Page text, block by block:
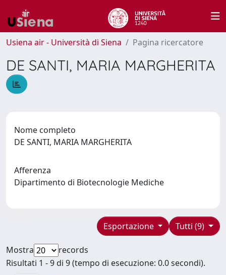
Usiena air - Università di Siena Pagina ricercatore
DE SANTI, MARIA MARGHERITA
Nome completo
DE SANTI, MARIA MARGHERITA
Afferenza
Dipartimento di Biotecnologie Mediche
Tutti (9)
Esportazione
Mostra
records
Risultati 1 - 9 di 9 (tempo di esecuzione: 0.0 secondi).